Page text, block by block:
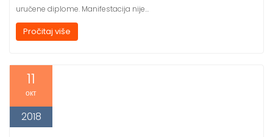
uručene diplome. Manifestacija nije…
Pročitaj više
11
окт
2018